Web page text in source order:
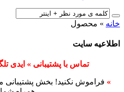
خانه » محصول
اطلاعیه سایت
تماس با پشتیبانی » ایدی
» فراموش نکنید! بخش پشتیبانی